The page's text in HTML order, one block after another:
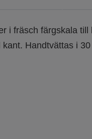
i fräsch färgskala till
Handtvättas i 30